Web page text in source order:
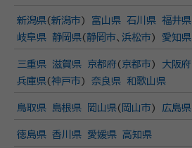
新潟県(新潟市) 富山県 石川県 福井県
岐阜県
静岡県( 静岡市、 浜松市) 愛知県
三重県 滋賀県 京都府( 京都市) 大阪府
兵庫県(神戸市) 奈良県 和歌山県
鳥取県 島根県 岡山県( 岡山市) 広島県
徳島県 香川県 愛媛県 高知県